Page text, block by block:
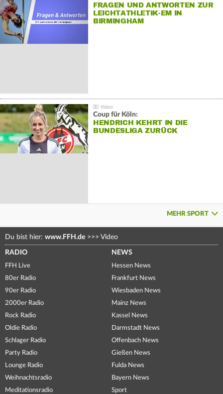
FRAGEN UND ANTWORTEN ZUR
LEICHTATHLETIK-EM IN
BIRMINGHAM
Coup für Köln:
HENDRICH KEHRT IN DIE
BUNDESLIGA ZURÜCK
MEHR SPORT
Du bist hier: www.FFH.de >>> Video
RADIO
FFH Live
80er Radio
90er Radio
2000er Radio
Rock Radio
Oldie Radio
Schlager Radio
Party Radio
Lounge Radio
Weihnachtsradio
Meditationsradio
NEWS
Hessen News
Frankfurt News
Wiesbaden News
Mainz News
Kassel News
Darmstadt News
Offenbach News
Gießen News
Fulda News
Bayern News
Sport